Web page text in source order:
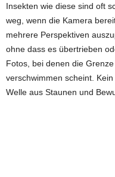
Insekten wie diese sind oft
weg, wenn die Kamera
mehrere Perspektiven
ohne dass es übertrieben
Fotos, bei denen die
verschwimmen scheint.
Welle aus Staunen und